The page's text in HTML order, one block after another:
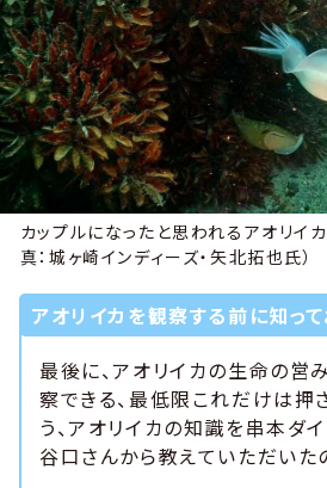
カップルになったと思われるアオリイ
真：城ヶ崎インディーズ・矢北拓也氏）
アオリイカを観察する前に知っ
最後に、アオリイカの生命の営
察できる、最低限これだけは押
う、アオリイカの知識を串本ダ
谷口さんから教えていただいた